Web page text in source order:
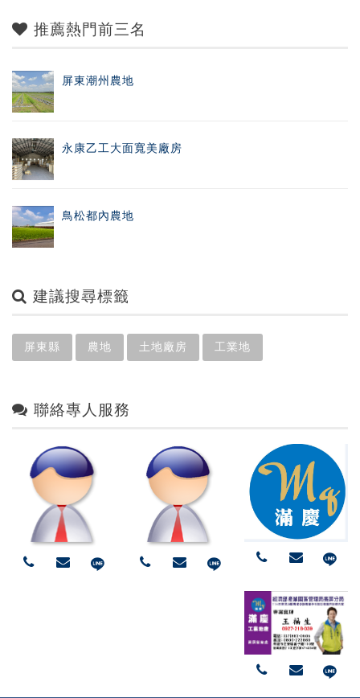
推薦熱門前三名
屏東潮州農地
永康乙工大面寬美廠房
鳥松都內農地
建議搜尋標籤
屏東縣 農地 土地廠房 工業地
聯絡專人服務